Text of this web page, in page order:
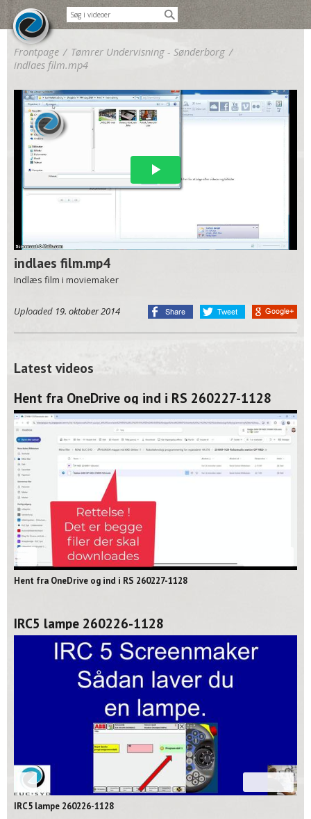
Frontpage / Tømrer Undervisning - Sønderborg /
indlaes film.mp4
indlaes film.mp4
Indlæs film i moviemaker
Uploaded 19. oktober 2014
Latest videos
Hent fra OneDrive og ind i RS 260227-1128
Hent fra OneDrive og ind i RS 260227-1128
IRC5 lampe 260226-1128
IRC5 lampe 260226-1128